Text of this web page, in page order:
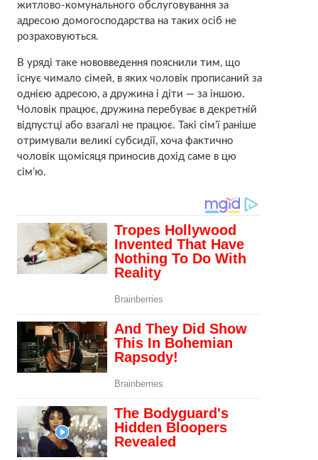
житлово-комунального обслуговування за
адресою домогосподарства на таких осіб не
розраховуються.
В уряді таке нововведення пояснили тим, що
існує чимало сімей, в яких чоловік прописаний за
однією адресою, а дружина і діти — за іншою.
Чоловік працює, дружина перебуває в декретній
відпустці або взагалі не працює. Такі сім’ї раніше
отримували великі субсидії, хоча фактично
чоловік щомісяця приносив дохід саме в цю
сім’ю.